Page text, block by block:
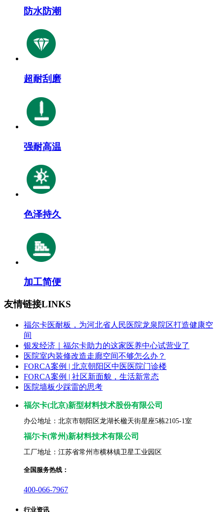
防水防潮
超耐刮磨
强耐高温
色泽持久
加工简便
友情链接LINKS
福尔卡医耐板，为河北省人民医院龙泉院区打造健康空
间
银发经济｜福尔卡助力的这家医养中心试营业了
医院室内装修改造走廊空间不够怎么办？
FORCA案例 | 北京朝阳区中医医院门诊楼
FORCA案例 | 社区新面貌，生活新常态
医院墙板少踩雷的思考
福尔卡(北京)新型材料技术股份有限公司
办公地址：北京市朝阳区龙湖长楹天街星座5栋2105-1室
福尓卡(常州)新材料技术有限公司
工厂地址：江苏省常州市横林镇卫星工业园区
全国服务热线：
400-066-7967
行业资讯